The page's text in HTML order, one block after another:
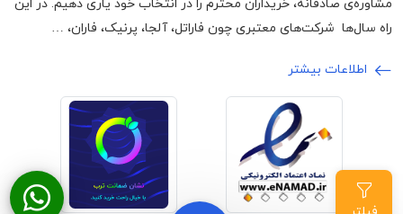
مشاوره‌ی صادقانه، خریداران محترم را در انتخاب خود یاری دهیم. در این
راه سال‌ها شرکت‌های معتبری چون فاراتل، آلجا، پرنیک، فاران، …
اطلاعات بیشتر